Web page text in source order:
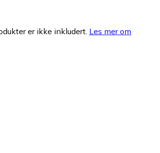
er ikke inkludert. Les mer om